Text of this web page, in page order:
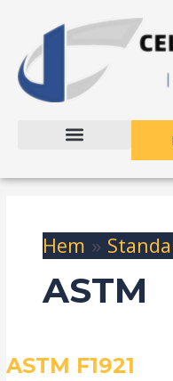
innehållet
Hem
ASTM
ASTM F1921
ASTM